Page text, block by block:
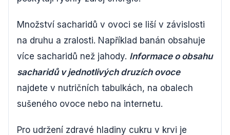
Množství sacharidů v ovoci se liší v závislosti
na druhu a zralosti. Například banán obsahuje
více sacharidů než jahody. Informace o obsahu
sacharidů v jednotlivých druzích ovoce
najdete v nutričních tabulkách, na obalech
sušeného ovoce nebo na internetu.
Pro udržení zdravé hladiny cukru v krvi je